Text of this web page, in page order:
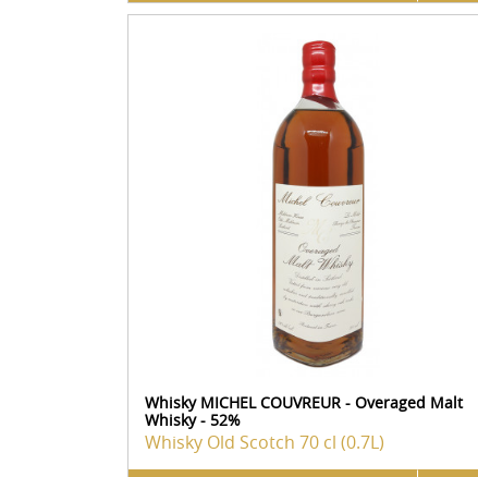
Whisky MICHEL COUVREUR - Overaged Malt
Whisky - 52%
Whisky Old Scotch 70 cl (0.7L)